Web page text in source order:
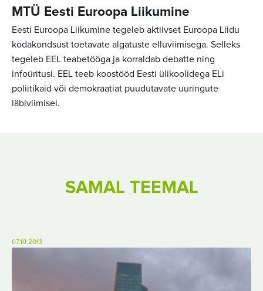
MTÜ Eesti Euroopa Liikumine
Eesti Euroopa Liikumine tegeleb aktiivset Euroopa Liidu
kodakondsust toetavate algatuste elluviimisega. Selleks
tegeleb EEL teabetööga ja korraldab debatte ning
infoüritusi. EEL teeb koostööd Eesti ülikoolidega ELi
poliitikaid või demokraatiat puudutavate uuringute
läbiviimisel.
SAMAL TEEMAL
07.10.2013